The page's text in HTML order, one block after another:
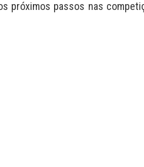
próximos passos nas